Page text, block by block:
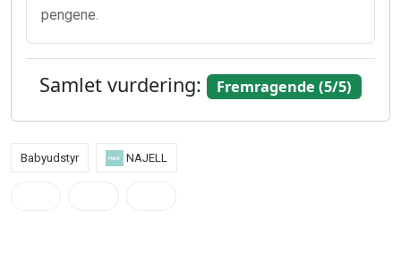
pengene.
Samlet vurdering: Fremragende (5/5)
Babyudstyr NAJELL